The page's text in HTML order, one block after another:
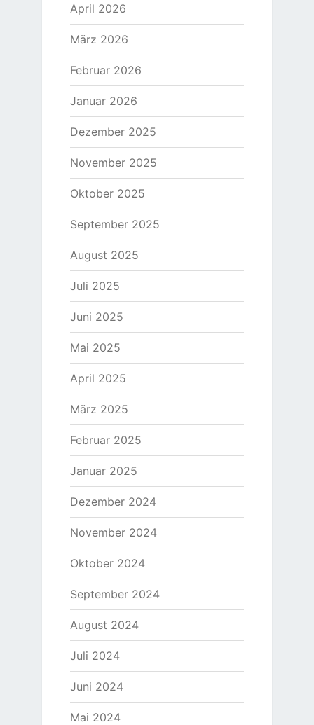
April 2026
März 2026
Februar 2026
Januar 2026
Dezember 2025
November 2025
Oktober 2025
September 2025
August 2025
Juli 2025
Juni 2025
Mai 2025
April 2025
März 2025
Februar 2025
Januar 2025
Dezember 2024
November 2024
Oktober 2024
September 2024
August 2024
Juli 2024
Juni 2024
Mai 2024